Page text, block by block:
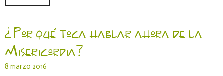
¿Por qué toca hablar ahora de la
Misericordia?
8 marzo 2016